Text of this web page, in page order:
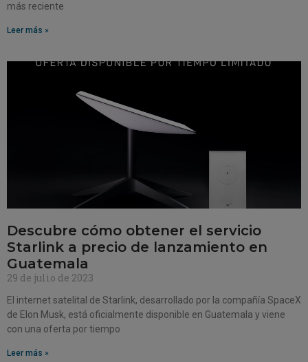
más reciente
Leer más »
Descubre cómo obtener el servicio
Starlink a precio de lanzamiento en
Guatemala
29 de julio de 2023
El internet satelital de Starlink, desarrollado por la compañía SpaceX
de Elon Musk, está oficialmente disponible en Guatemala y viene
con una oferta por tiempo
Leer más »